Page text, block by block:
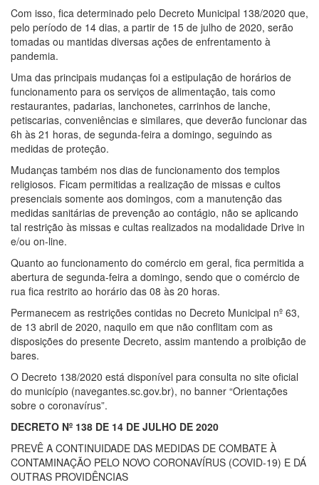
Com isso, fica determinado pelo Decreto Municipal 138/2020 que,
pelo período de 14 dias, a partir de 15 de julho de 2020, serão
tomadas ou mantidas diversas ações de enfrentamento à
pandemia.
Uma das principais mudanças foi a estipulação de horários de
funcionamento para os serviços de alimentação, tais como
restaurantes, padarias, lanchonetes, carrinhos de lanche,
petiscarias, conveniências e similares, que deverão funcionar das
6h às 21 horas, de segunda-feira a domingo, seguindo as
medidas de proteção.
Mudanças também nos dias de funcionamento dos templos
religiosos. Ficam permitidas a realização de missas e cultos
presenciais somente aos domingos, com a manutenção das
medidas sanitárias de prevenção ao contágio, não se aplicando
tal restrição às missas e cultas realizados na modalidade Drive in
e/ou on-line.
Quanto ao funcionamento do comércio em geral, fica permitida a
abertura de segunda-feira a domingo, sendo que o comércio de
rua fica restrito ao horário das 08 às 20 horas.
Permanecem as restrições contidas no Decreto Municipal nº 63,
de 13 abril de 2020, naquilo em que não conflitam com as
disposições do presente Decreto, assim mantendo a proibição de
bares.
O Decreto 138/2020 está disponível para consulta no site oficial
do município (navegantes.sc.gov.br), no banner “Orientações
sobre o coronavírus”.
DECRETO Nº 138 DE 14 DE JULHO DE 2020
PREVÊ A CONTINUIDADE DAS MEDIDAS DE COMBATE À
CONTAMINAÇÃO PELO NOVO CORONAVÍRUS (COVID-19) E DÁ
OUTRAS PROVIDÊNCIAS